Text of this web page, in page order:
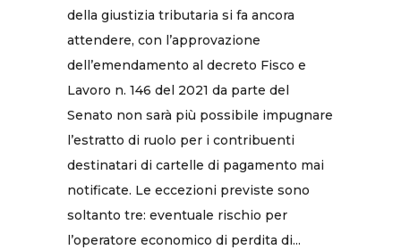
della giustizia tributaria si fa ancora
attendere, con l’approvazione
dell’emendamento al decreto Fisco e
Lavoro n. 146 del 2021 da parte del
Senato non sarà più possibile impugnare
l’estratto di ruolo per i contribuenti
destinatari di cartelle di pagamento mai
notificate. Le eccezioni previste sono
soltanto tre: eventuale rischio per
l’operatore economico di perdita di...